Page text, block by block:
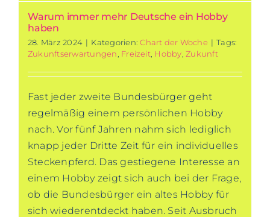
Warum immer mehr Deutsche ein Hobby
haben
28. März 2024 | Kategorien:Chart der Woche | Tags:
Zukunftserwartungen Freizeit, Hobby ,Zukunft
Fast jeder zweite Bundesbürger geht
regelmäßig einem persönlichen Hobby
nach. Vor fünf Jahren nahm sich lediglich
knapp jeder Dritte Zeit für ein individuelles
Steckenpferd. Das gestiegene Interesse an
einem Hobby zeigt sich auch bei der Frage,
ob die Bundesbürger ein altes Hobby für
sich wiederentdeckt haben. Seit Ausbruch